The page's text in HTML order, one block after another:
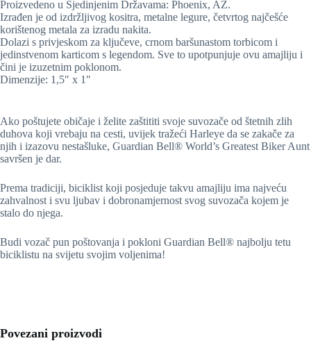
Proizvedeno u Sjedinjenim Državama: Phoenix, AZ.
Izrađen je od izdržljivog kositra, metalne legure, četvrtog najčešće
korištenog metala za izradu nakita.
Dolazi s privjeskom za ključeve, crnom baršunastom torbicom i
jedinstvenom karticom s legendom. Sve to upotpunjuje ovu amajliju i
čini je izuzetnim poklonom.
Dimenzije: 1,5″ x 1″
Ako poštujete običaje i želite zaštititi svoje suvozače od štetnih zlih
duhova koji vrebaju na cesti, uvijek tražeći Harleye da se zakače za
njih i izazovu nestašluke, Guardian Bell® World’s Greatest Biker Aunt
savršen je dar.
Prema tradiciji, biciklist koji posjeduje takvu amajliju ima najveću
zahvalnost i svu ljubav i dobronamjernost svog suvozača kojem je
stalo do njega.
Budi vozač pun poštovanja i pokloni Guardian Bell® najbolju tetu
biciklistu na svijetu svojim voljenima!
Povezani proizvodi